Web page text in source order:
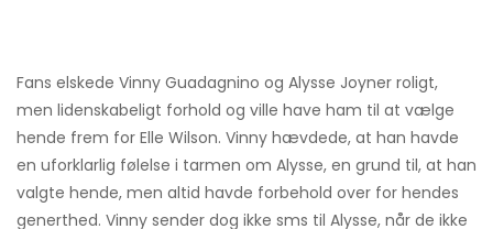
Fans elskede Vinny Guadagnino og Alysse Joyner roligt,
men lidenskabeligt forhold og ville have ham til at vælge
hende frem for Elle Wilson. Vinny hævdede, at han havde
en uforklarlig følelse i tarmen om Alysse, en grund til, at han
valgte hende, men altid havde forbehold over for hendes
generthed. Vinny sender dog ikke sms til Alysse, når de ikke